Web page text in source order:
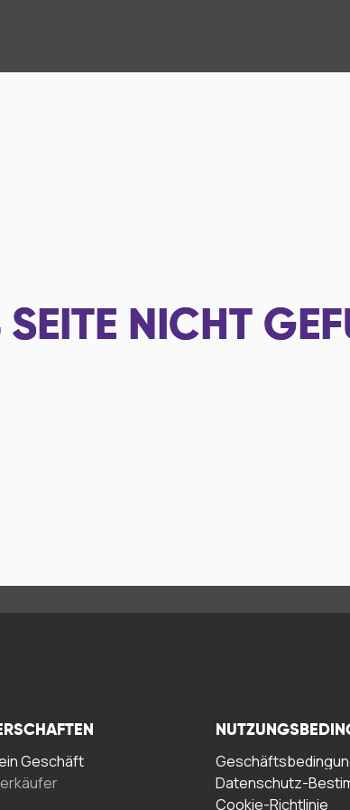
SEITE NICHT
Geschäft
Datenschutz-
Cookie-Richtlinie